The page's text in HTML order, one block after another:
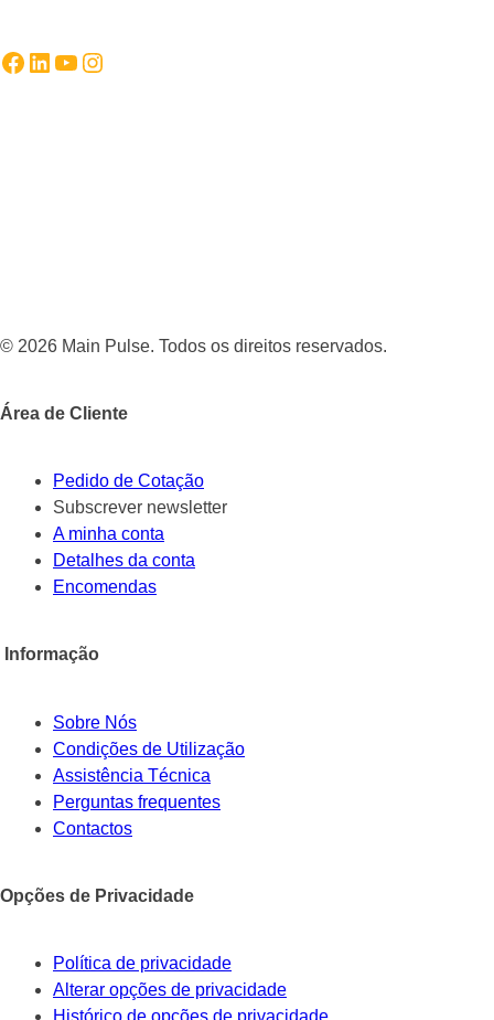
Facebook
LinkedIn
YouTube
Instagram
© 2026 Main Pulse. Todos os direitos reservados.
Área de Cliente
Pedido de Cotação
Subscrever newsletter
A minha conta
Detalhes da conta
Encomendas
Informação
Sobre Nós
Condições de Utilização
Assistência Técnica
Perguntas frequentes
Contactos
Opções de Privacidade
Política de privacidade
Alterar opções de privacidade